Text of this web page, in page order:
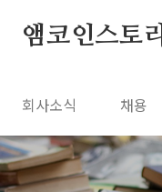
앰코인스토리
회사소식 채용